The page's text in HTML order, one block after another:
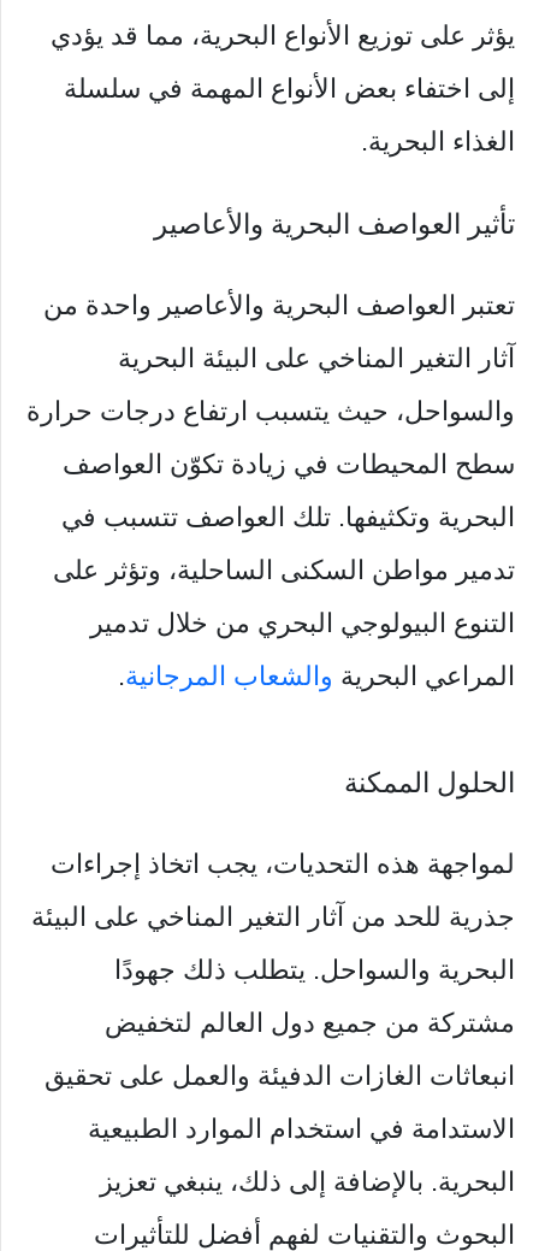
يؤثر على توزيع الأنواع البحرية، مما قد يؤدي
إلى اختفاء بعض الأنواع المهمة في سلسلة
الغذاء البحرية.
تأثير العواصف البحرية والأعاصير
تعتبر العواصف البحرية والأعاصير واحدة من
آثار التغير المناخي على البيئة البحرية
والسواحل، حيث يتسبب ارتفاع درجات حرارة
سطح المحيطات في زيادة تكوّن العواصف
البحرية وتكثيفها. تلك العواصف تتسبب في
تدمير مواطن السكنى الساحلية، وتؤثر على
التنوع البيولوجي البحري من خلال تدمير
المراعي البحرية والشعاب المرجانية.
الحلول الممكنة
لمواجهة هذه التحديات، يجب اتخاذ إجراءات
جذرية للحد من آثار التغير المناخي على البيئة
البحرية والسواحل. يتطلب ذلك جهودًا
مشتركة من جميع دول العالم لتخفيض
انبعاثات الغازات الدفيئة والعمل على تحقيق
الاستدامة في استخدام الموارد الطبيعية
البحرية. بالإضافة إلى ذلك، ينبغي تعزيز
البحوث والتقنيات لفهم أفضل للتأثيرات